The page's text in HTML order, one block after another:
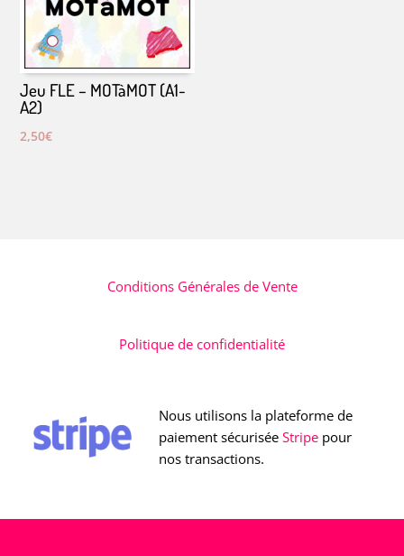
Jeu FLE – MOTàMOT (A1-
A2)
2,50€
Conditions Générales de Vente
Politique de confidentialité
Nous utilisons la plateforme de
paiement sécuriséeStripe pour
nos transactions.